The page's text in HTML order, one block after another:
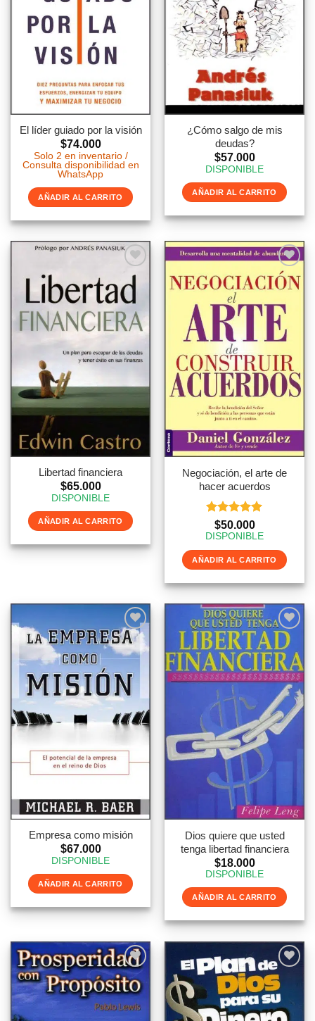
El líder guiado por la visión
$74.000
Solo 2 en inventario /
Consulta disponibilidad en
WhatsApp
AÑADIR AL CARRITO
¿Cómo salgo de mis
deudas?
$57.000
DISPONIBLE
AÑADIR AL CARRITO
Libertad financiera
$65.000
DISPONIBLE
AÑADIR AL CARRITO
Negociación, el arte de
hacer acuerdos
Valorado
con5de 5
$50.000
DISPONIBLE
AÑADIR AL CARRITO
Empresa como misión
$67.000
DISPONIBLE
AÑADIR AL CARRITO
Dios quiere que usted
tenga libertad financiera
$18.000
DISPONIBLE
AÑADIR AL CARRITO